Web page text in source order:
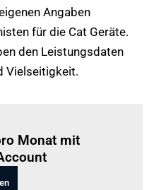
Angaben
für die Cat Geräte.
den Leistungsdaten
Vielseitigkeit.
Monat mit